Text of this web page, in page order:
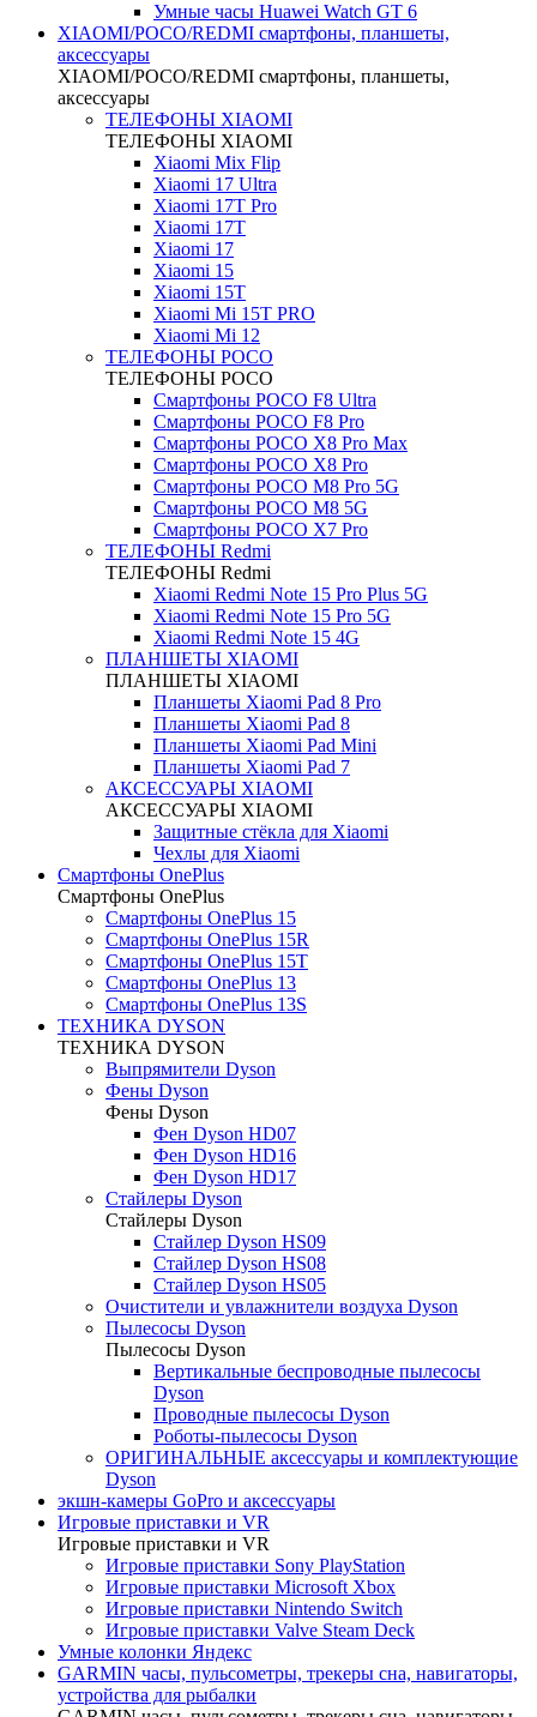
Умные часы Huawei Watch GT 6
XIAOMI/POCO/REDMI cмартфоны, планшеты,
аксессуары
XIAOMI/POCO/REDMI cмартфоны, планшеты,
аксессуары
ТЕЛЕФОНЫ XIAOMI
ТЕЛЕФОНЫ XIAOMI
Xiaomi Mix Flip
Xiaomi 17 Ultra
Xiaomi 17T Pro
Xiaomi 17T
Xiaomi 17
Xiaomi 15
Xiaomi 15T
Xiaomi Mi 15T PRO
Xiaomi Mi 12
ТЕЛЕФОНЫ POCO
ТЕЛЕФОНЫ POCO
Смартфоны POCO F8 Ultra
Смартфоны POCO F8 Pro
Смартфоны POCO X8 Pro Max
Смартфоны POCO X8 Pro
Смартфоны POCO M8 Pro 5G
Смартфоны POCO M8 5G
Смартфоны POCO X7 Pro
ТЕЛЕФОНЫ Redmi
ТЕЛЕФОНЫ Redmi
Xiaomi Redmi Note 15 Pro Plus 5G
Xiaomi Redmi Note 15 Pro 5G
Xiaomi Redmi Note 15 4G
ПЛАНШЕТЫ XIAOMI
ПЛАНШЕТЫ XIAOMI
Планшеты Xiaomi Pad 8 Pro
Планшеты Xiaomi Pad 8
Планшеты Xiaomi Pad Mini
Планшеты Xiaomi Pad 7
АКСЕССУАРЫ XIAOMI
АКСЕССУАРЫ XIAOMI
Защитные стёкла для Xiaomi
Чехлы для Xiaomi
Смартфоны OnePlus
Смартфоны OnePlus
Смартфоны OnePlus 15
Смартфоны OnePlus 15R
Смартфоны OnePlus 15T
Смартфоны OnePlus 13
Смартфоны OnePlus 13S
ТЕХНИКА DYSON
ТЕХНИКА DYSON
Выпрямители Dyson
Фены Dyson
Фены Dyson
Фен Dyson HD07
Фен Dyson HD16
Фен Dyson HD17
Стайлеры Dyson
Стайлеры Dyson
Стайлер Dyson HS09
Стайлер Dyson HS08
Стайлер Dyson HS05
Очистители и увлажнители воздуха Dyson
Пылесосы Dyson
Пылесосы Dyson
Вертикальные беспроводные пылесосы
Dyson
Проводные пылесосы Dyson
Роботы-пылесосы Dyson
ОРИГИНАЛЬНЫЕ аксессуары и комплектующие
Dyson
экшн-камеры GoPro и аксессуары
Игровые приставки и VR
Игровые приставки и VR
Игровые приставки Sony PlayStation
Игровые приставки Microsoft Xbox
Игровые приставки Nintendo Switch
Игровые приставки Valve Steam Deck
Умные колонки Яндекс
GARMIN часы, пульсометры, трекеры сна, навигаторы,
устройства для рыбалки